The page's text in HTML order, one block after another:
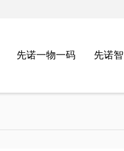
先诺一物一码 先诺